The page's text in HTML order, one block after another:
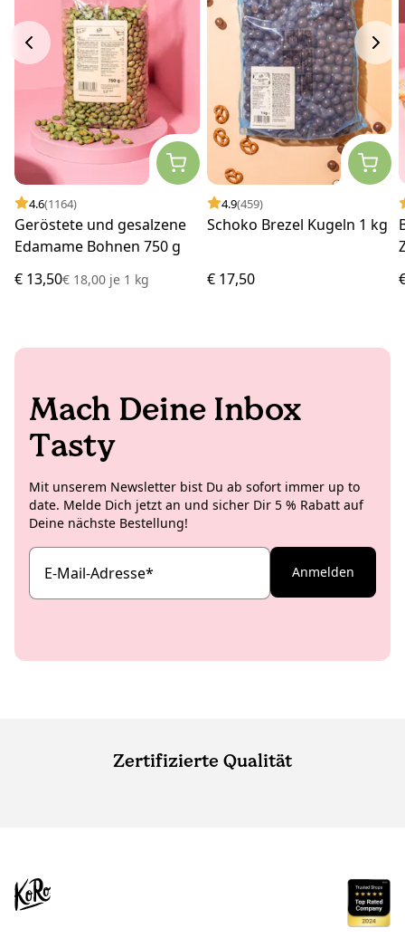
4.6(1164)
Geröstete und gesalzene
Edamame Bohnen 750 g
€ 13,50€ 18,00 je 1 kg
4.9(459)
Schoko Brezel Kugeln 1 kg
€ 17,50
Mach Deine Inbox
Tasty
Mit unserem Newsletter bist Du ab sofort immer up to
date. Melde Dich jetzt an und sicher Dir 5 % Rabatt auf
Deine nächste Bestellung!
E-Mail-Adresse* Anmelden
Zertifizierte Qualität